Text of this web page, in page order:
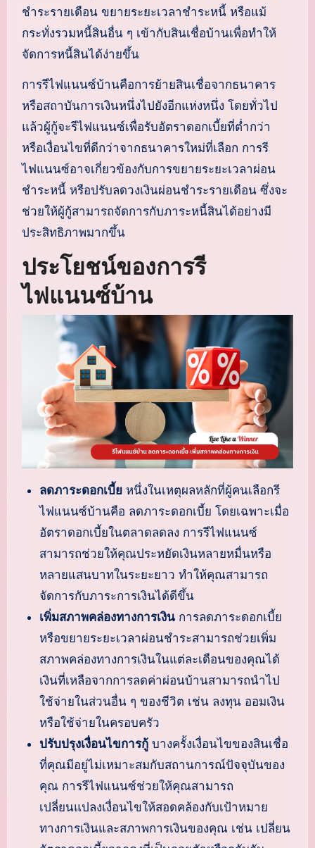
ชำระรายเดือน ขยายระยะเวลาชำระหนี้ หรือแม้
กระทั่งรวมหนี้สินอื่น ๆ เข้ากับสินเชื่อบ้านเพื่อทำให้
จัดการหนี้สินได้ง่ายขึ้น
การรีไฟแนนซ์บ้านคือการย้ายสินเชื่อจากธนาคาร
หรือสถาบันการเงินหนึ่งไปยังอีกแห่งหนึ่ง โดยทั่วไป
แล้วผู้กู้จะรีไฟแนนซ์เพื่อรับอัตราดอกเบี้ยที่ต่ำกว่า
หรือเงื่อนไขที่ดีกว่าจากธนาคารใหม่ที่เลือก การรี
ไฟแนนซ์อาจเกี่ยวข้องกับการขยายระยะเวลาผ่อน
ชำระหนี้ หรือปรับลดวงเงินผ่อนชำระรายเดือน ซึ่งจะ
ช่วยให้ผู้กู้สามารถจัดการกับภาระหนี้สินได้อย่างมี
ประสิทธิภาพมากขึ้น
ประโยชน์ของการรี
ไฟแนนซ์บ้าน
ลดภาระดอกเบี้ย หนึ่งในเหตุผลหลักที่ผู้คนเลือกรี
ไฟแนนซ์บ้านคือ ลดภาระดอกเบี้ย โดยเฉพาะเมื่อ
อัตราดอกเบี้ยในตลาดลดลง การรีไฟแนนซ์
สามารถช่วยให้คุณประหยัดเงินหลายหมื่นหรือ
หลายแสนบาทในระยะยาว ทำให้คุณสามารถ
จัดการกับภาระการเงินได้ดีขึ้น
เพิ่มสภาพคล่องทางการเงิน การลดภาระดอกเบี้ย
หรือขยายระยะเวลาผ่อนชำระสามารถช่วยเพิ่ม
สภาพคล่องทางการเงินในแต่ละเดือนของคุณได้
เงินที่เหลือจากการลดค่าผ่อนบ้านสามารถนำไป
ใช้จ่ายในส่วนอื่น ๆ ของชีวิต เช่น ลงทุน ออมเงิน
หรือใช้จ่ายในครอบครัว
ปรับปรุงเงื่อนไขการกู้ บางครั้งเงื่อนไขของสินเชื่อ
ที่คุณมีอยู่ไม่เหมาะสมกับสถานการณ์ปัจจุบันของ
คุณ การรีไฟแนนซ์ช่วยให้คุณสามารถ
เปลี่ยนแปลงเงื่อนไขให้สอดคล้องกับเป้าหมาย
ทางการเงินและสภาพการเงินของคุณ เช่น เปลี่ยน